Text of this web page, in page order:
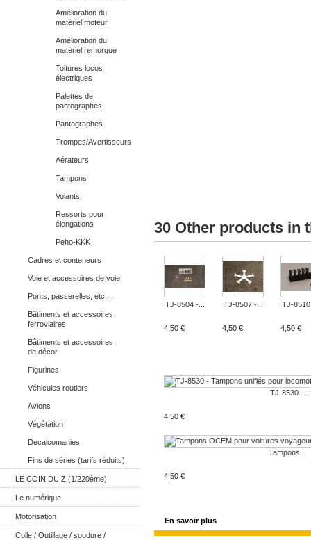
Amélioration du
matériel moteur
Amélioration du
matériel remorqué
Toitures locos
électriques
Palettes de
pantographes
Pantographes
Trompes/Avertisseurs
Aérateurs
Tampons
Volants
Ressorts pour
élongations
Peho-KKK
Cadres et conteneurs
Voie et accessoires de voie
Ponts, passerelles, etc,...
Bâtiments et accessoires
ferroviaires
Bâtiments et accessoires
de décor
Figurines
Véhicules routiers
Avions
Végétation
Decalcomanies
Fins de séries (tarifs réduits)
LE COIN DU Z (1/220ème)
Le numérique
Motorisation
Colle / Outillage / soudure /
30 Other products in
TJ-8504 -...
4,50 €
TJ-8507 -...
4,50 €
TJ-
4,50 €
TJ-8530 -...
4,50 €
Tampons...
4,50 €
En savoir plus